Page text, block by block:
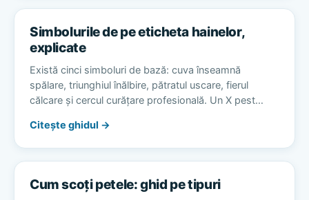
Simbolurile de pe eticheta hainelor,
explicate
Există cinci simboluri de bază: cuva înseamnă
spălare, triunghiul înălbire, pătratul uscare, fierul
călcare și cercul curățare profesională. Un X pest…
Citește ghidul →
Cum scoți petele: ghid pe tipuri